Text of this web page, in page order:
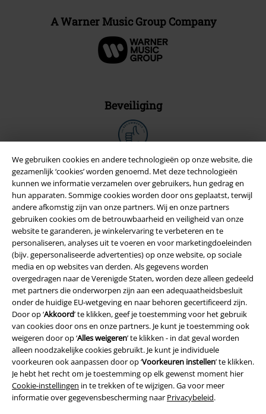
We gebruiken cookies en andere technologieën op onze website, die
gezamenlijk ‘cookies’ worden genoemd. Met deze technologieën
kunnen we informatie verzamelen over gebruikers, hun gedrag en
hun apparaten. Sommige cookies worden door ons geplaatst, terwijl
andere afkomstig zijn van onze partners. Wij en onze partners
gebruiken cookies om de betrouwbaarheid en veiligheid van onze
website te garanderen, je winkelervaring te verbeteren en te
personaliseren, analyses uit te voeren en voor marketingdoeleinden
(bijv. gepersonaliseerde advertenties) op onze website, op sociale
media en op websites van derden. Als gegevens worden
overgedragen naar de Verenigde Staten, worden deze alleen gedeeld
met partners die onderworpen zijn aan een adequaatheidsbesluit
onder de huidige EU-wetgeving en naar behoren gecertificeerd zijn.
Door op ‘Akkoord’ te klikken, geef je toestemming voor het gebruik
van cookies door ons en onze partners. Je kunt je toestemming ook
weigeren door op ‘Alles weigeren’ te klikken - in dat geval worden
alleen noodzakelijke cookies gebruikt. Je kunt je individuele
voorkeuren ook aanpassen door op ‘Voorkeuren instellen’ te klikken.
Je hebt het recht om je toestemming op elk gewenst moment hier
Cookie-instellingen in te trekken of te wijzigen. Ga voor meer
informatie over gegevensbescherming naar Privacybeleid.
A Warner Music Group Company
Beveiliging
Legal
Algemene Voorwaarden
Bedrijfsgegevens
Privacyverklaring
Verklaring van conformiteit